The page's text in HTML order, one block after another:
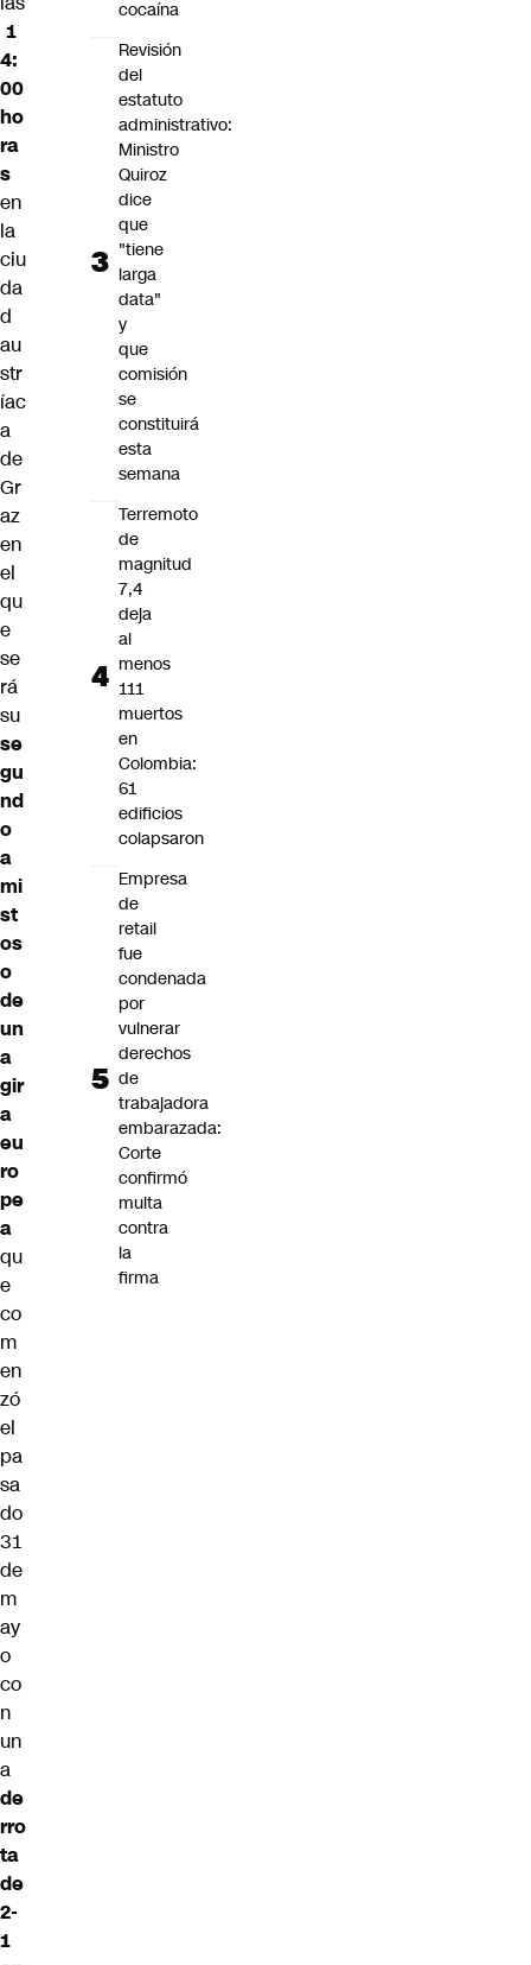
1
4:
00
ho
ra
s
en
la
ciu
da
d
au
str
íac
a
de
Gr
az
en
el
qu
e
se
rá
su
se
gu
nd
o
a
mi
st
os
o
de
un
a
gir
a
eu
ro
pe
a
qu
e
co
m
en
zó
el
pa
sa
do
31
de
m
ay
o
co
n
un
a
de
rro
ta
de
2-
1
cocaína
Revisión
del
estatuto
administrativo:
Ministro
Quiroz
dice
que
"tiene
larga
data"
y
que
comisión
se
constituirá
esta
semana
Terremoto
de
magnitud
7,4
deja
al
menos
111
muertos
en
Colombia:
61
edificios
colapsaron
Empresa
de
retail
fue
condenada
por
vulnerar
derechos
de
trabajadora
embarazada:
Corte
confirmó
multa
contra
la
firma